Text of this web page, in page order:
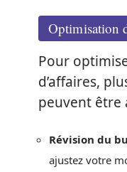
Optimisation
Pour
d’affaires,
peuvent être
Révision du
ajustez votre